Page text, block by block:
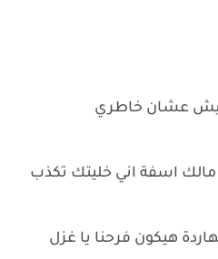
عشان خاطري
اسفة اني خليتك تكذب
هيكون فرحنا يا غزل